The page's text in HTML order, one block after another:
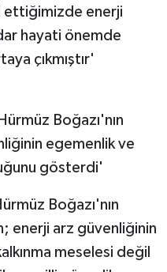
ettiğimizde enerji
hayati önemde
çıkmıştır'
Boğazı'nın
egemenlik ve
gösterdi'
Boğazı'nın
enerji arz güvenliğinin
meselesi değil